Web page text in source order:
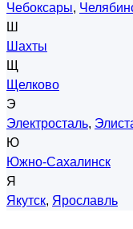
Чебоксары,
Ш
Шахты
Щ
Щелково
Э
Электросталь,
Ю
Южно-Сахалинск
Я
Якутск, Ярославль